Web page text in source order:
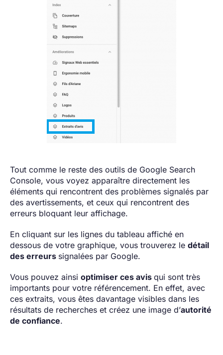
Tout comme le reste des outils de Google Search
Console, vous voyez apparaître directement les
éléments qui rencontrent des problèmes signalés par
des avertissements, et ceux qui rencontrent des
erreurs bloquant leur affichage.
En cliquant sur les lignes du tableau affiché en
dessous de votre graphique, vous trouverez le détail
des erreurs signalées par Google.
Vous pouvez ainsi optimiser ces avis qui sont très
importants pour votre référencement. En effet, avec
ces extraits, vous êtes davantage visibles dans les
résultats de recherches et créez une image d’autorité
de confiance.